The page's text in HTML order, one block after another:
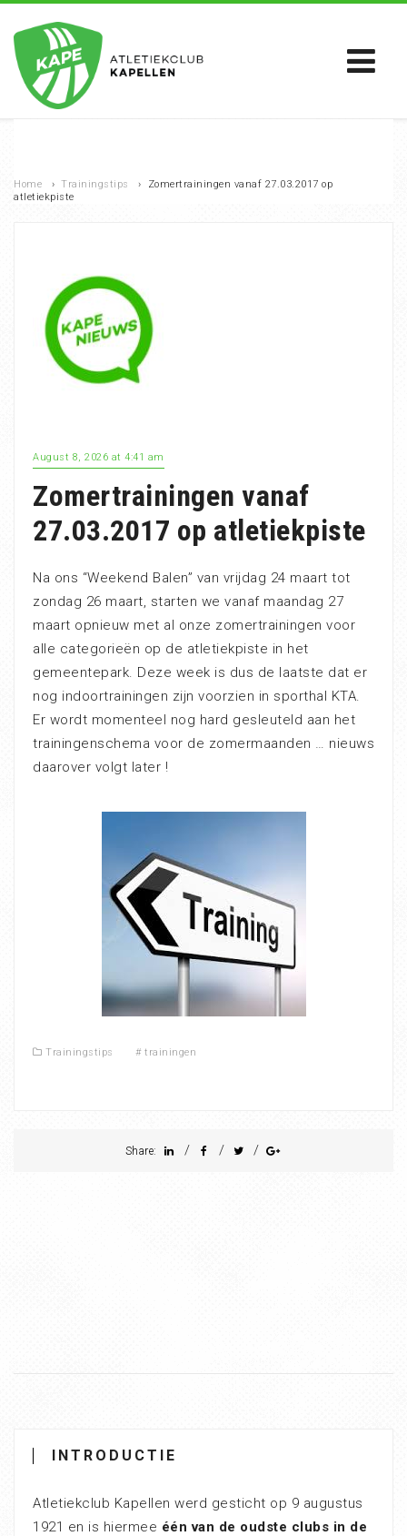
Home › Trainingstips ›
Zomertrainingen vanaf 27.03.2017 op
atletiekpiste
August 8, 2026 at 4:41 am
Zomertrainingen vanaf
27.03.2017 op atletiekpiste
Na ons “Weekend Balen” van vrijdag 24 maart tot
zondag 26 maart, starten we vanaf maandag 27
maart opnieuw met al onze zomertrainingen voor
alle categorieën op de atletiekpiste in het
gemeentepark. Deze week is dus de laatste dat er
nog indoortrainingen zijn voorzien in sporthal KTA.
Er wordt momenteel nog hard gesleuteld aan het
trainingenschema voor de zomermaanden … nieuws
daarover volgt later !
Trainingstips # trainingen
Share: / / /
INTRODUCTIE
Atletiekclub Kapellen werd gesticht op 9 augustus
1921 en is hiermee één van de oudste clubs in de